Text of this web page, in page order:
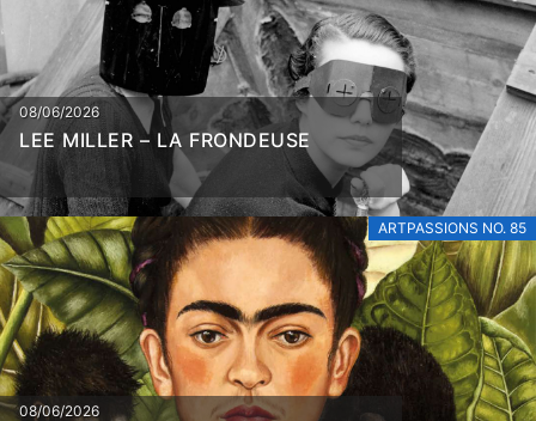
08/06/2026
LEE MILLER – LA FRONDEUSE
ARTPASSIONS NO. 85
08/06/2026